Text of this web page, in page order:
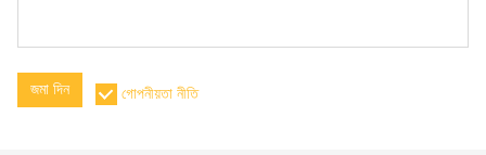
জমা দিন গোপনীয়তা নীতি